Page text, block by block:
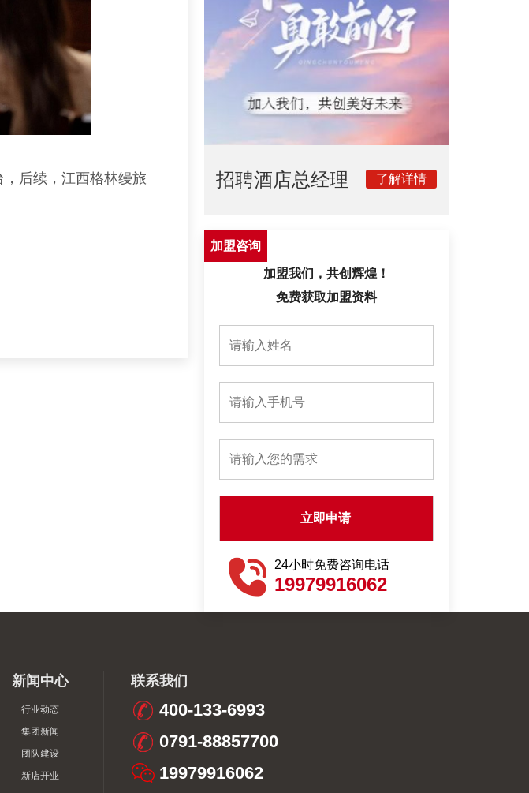
后续，江西格林缦旅
招聘酒店总经理
加盟咨询
加盟我们，共创辉煌！
免费获取加盟资料
24小时免费咨询电话
19979916062
新闻中心
行业动态
集团新闻
团队建设
新店开业
联系我们
400-133-6993
0791-88857700
19979916062